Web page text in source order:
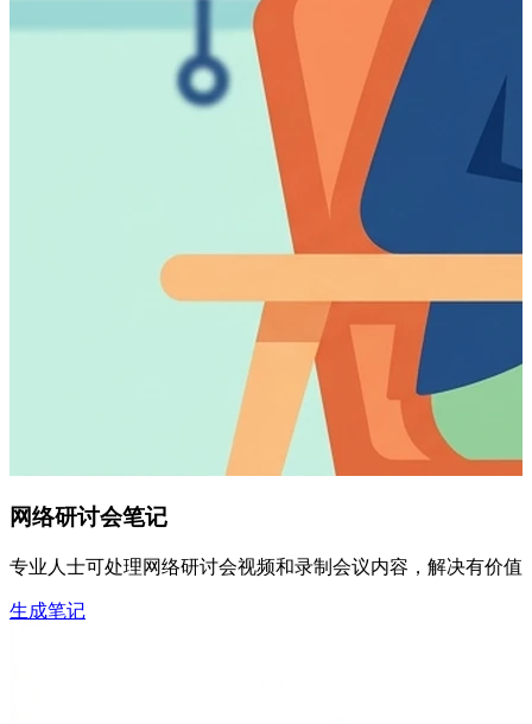
网络研讨会笔记
专业人士可处理网络研讨会视频和录制会议内容，解决有价
生成笔记